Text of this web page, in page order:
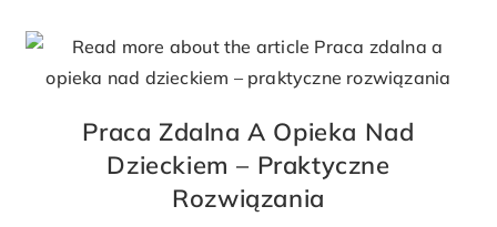
Praca Zdalna A Opieka Nad
Dzieckiem – Praktyczne
Rozwiązania